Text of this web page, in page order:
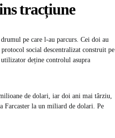
tracțiune
pe care l-au parcurs. Cei doi au
social descentralizat construit pe
deține controlul asupra
de dolari, iar doi ani mai târziu,
Farcaster la un miliard de dolari. Pe